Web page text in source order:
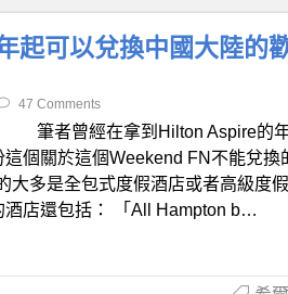
起可以兌換中國大陸的
47 Comments
筆者曾經在拿到Hilton Aspire的
個關於這個Weekend FN不能兌換
大多是全包式度假酒店或者高級度
店還包括： 「All Hampton b…